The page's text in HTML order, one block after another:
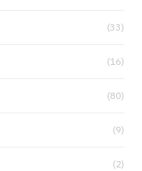
(33)
(16)
(80)
(9)
(2)